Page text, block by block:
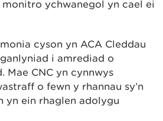
ychwanegol yn cael ei
cyson yn ACA Cleddau
i amrediad o
Mae CNC yn cynnwys
o fewn y rhannau sy’n
yn ein rhaglen adolygu